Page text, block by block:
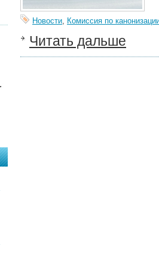
Новости, Комиссия по
Читать дальше